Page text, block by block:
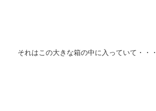
それはこの大きな箱の中に入っていて・・・